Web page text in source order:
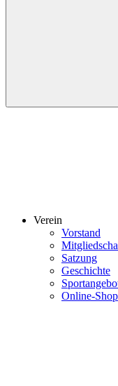
Verein
Vorstand
Satzung
Geschichte
Online-Shop